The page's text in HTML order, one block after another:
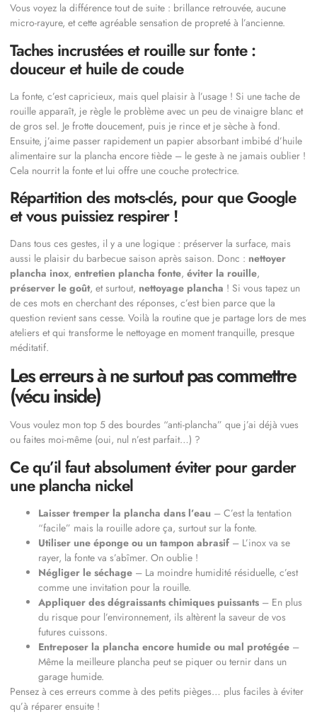
Vous voyez la différence tout de suite : brillance retrouvée, aucune
micro-rayure, et cette agréable sensation de propreté à l’ancienne.
Taches incrustées et rouille sur fonte :
douceur et huile de coude
La fonte, c’est capricieux, mais quel plaisir à l’usage ! Si une tache de
rouille apparaît, je règle le problème avec un peu de vinaigre blanc et
de gros sel. Je frotte doucement, puis je rince et je sèche à fond.
Ensuite, j’aime passer rapidement un papier absorbant imbibé d’huile
alimentaire sur la plancha encore tiède – le geste à ne jamais oublier !
Cela nourrit la fonte et lui offre une couche protectrice.
Répartition des mots-clés, pour que Google
et vous puissiez respirer !
Dans tous ces gestes, il y a une logique : préserver la surface, mais
aussi le plaisir du barbecue saison après saison. Donc : nettoyer
plancha inox, entretien plancha fonte, éviter la rouille,
préserver le goût, et surtout, nettoyage plancha ! Si vous tapez un
de ces mots en cherchant des réponses, c’est bien parce que la
question revient sans cesse. Voilà la routine que je partage lors de mes
ateliers et qui transforme le nettoyage en moment tranquille, presque
méditatif.
Les erreurs à ne surtout pas commettre
(vécu inside)
Vous voulez mon top 5 des bourdes “anti-plancha” que j’ai déjà vues
ou faites moi-même (oui, nul n’est parfait…) ?
Ce qu’il faut absolument éviter pour garder
une plancha nickel
Laisser tremper la plancha dans l’eau – C’est la tentation
“facile” mais la rouille adore ça, surtout sur la fonte.
Utiliser une éponge ou un tampon abrasif – L’inox va se
rayer, la fonte va s’abîmer. On oublie !
Négliger le séchage – La moindre humidité résiduelle, c’est
comme une invitation pour la rouille.
Appliquer des dégraissants chimiques puissants – En plus
du risque pour l’environnement, ils altèrent la saveur de vos
futures cuissons.
Entreposer la plancha encore humide ou mal protégée –
Même la meilleure plancha peut se piquer ou ternir dans un
garage humide.
Pensez à ces erreurs comme à des petits pièges… plus faciles à éviter
qu’à réparer ensuite !